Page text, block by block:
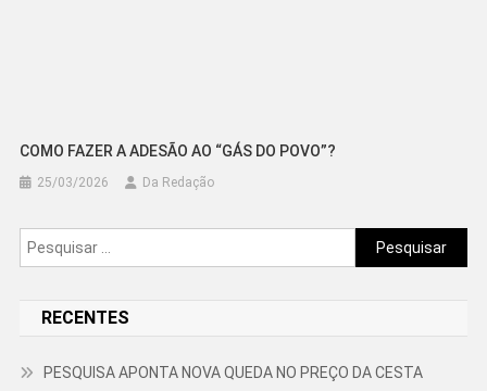
COMO FAZER A ADESÃO AO “GÁS DO POVO”?
25/03/2026 Da Redação
Pesquisar
por:
RECENTES
PESQUISA APONTA NOVA QUEDA NO PREÇO DA CESTA